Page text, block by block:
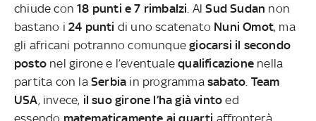
chiude con18 punti e 7 rimbalzi . AlSud Sudan non
bastano i 24 punti di uno scatenato Nuni Omot, ma
gli africani potranno comunquegiocarsi il secondo
posto nel girone e l’eventualequalificazione nella
partita con la Serbia in programmasabato Team
USA, invece, il suo girone l’ha già vinto ed
essendo matematicamente ai quarti affronterà